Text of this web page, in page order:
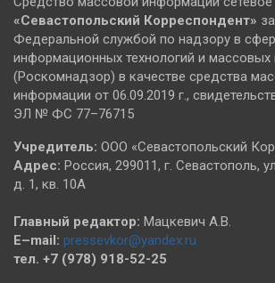
«Севастопольский Корреспондент»
Федеральной службой по надзору в
информационных технологий и массовых
(Роскомнадзор) в качестве средства
информации от 06.09.2019 г.,
ЭЛ № ФС 77–76715
Учредитель: ООО «Севастопольский
Адрес: Россия, 299011, г. Севастополь,
д. 1, кв. 10А
Главный редактор: Мацкевич А.В.
E–mail: pressevkor@yandex.ru
тел. +7 (978) 918-52-25